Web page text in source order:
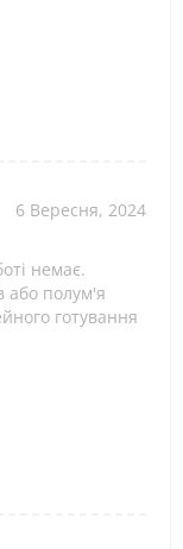
6 Вересня, 2024
немає.
або полум'я
готування